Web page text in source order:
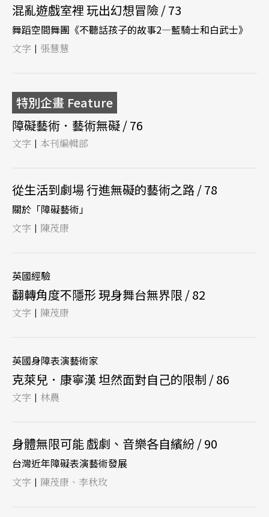
混亂遊戲室裡 玩出幻想冒險 / 73
舞蹈空間舞團《不聽話孩子的故事2—藍騎士和白武士》
文字 | 張慧慧
特別企畫 Feature
障礙藝術．藝術無礙 / 76
文字 | 本刊編輯部
從生活到劇場 行進無礙的藝術之路 / 78
關於「障礙藝術」
文字 | 陳茂康
英國經驗
翻轉角度不隱形 現身舞台無界限 / 82
文字 | 陳茂康
英國身障表演藝術家
克萊兒．康寧漢 坦然面對自己的限制 / 86
文字 | 林農
身體無限可能 戲劇、音樂各自繽紛 / 90
台灣近年障礙表演藝術發展
文字 | 陳茂康、李秋玫